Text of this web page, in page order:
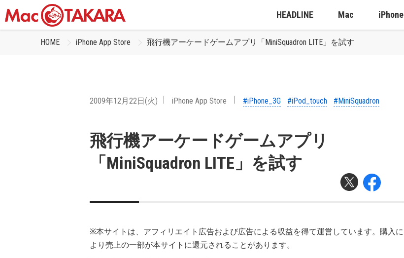
HEADLINE Mac iPhone
HOME iPhone App Store 飛行機アーケードゲームアプリ「MiniSquadron LITE」を試す
2009年12月22日(火) iPhone App Store #iPhone_3G #iPod_touch #MiniSquadron
飛行機アーケードゲームアプリ
「MiniSquadron LITE」を試す
※本サイトは、アフィリエイト広告および広告による収益を得て運営しています。購入に
より売上の一部が本サイトに還元されることがあります。